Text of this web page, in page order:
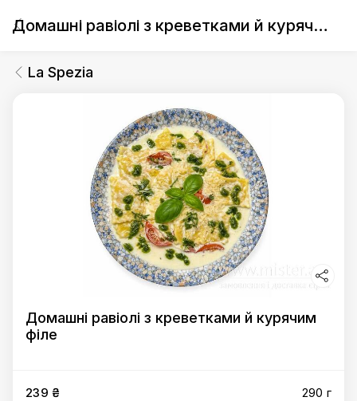
Домашні равіолі з креветками й курячим філе
La Spezia
Домашні равіолі з креветками й курячим
філе
239 ₴ 290 г